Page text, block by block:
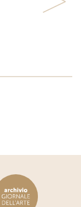
Next